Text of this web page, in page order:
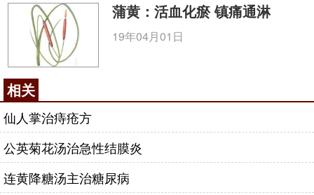
蒲黄：活血化瘀 镇痛通淋
19年04月01日
相关
仙人掌治痔疮方
公英菊花汤治急性结膜炎
连黄降糖汤主治糖尿病